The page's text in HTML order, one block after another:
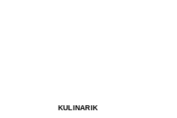
KULINARIK